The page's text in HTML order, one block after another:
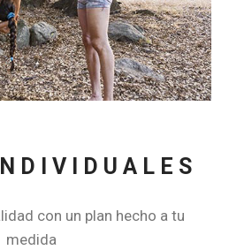
con un plan hecho a tu
medida